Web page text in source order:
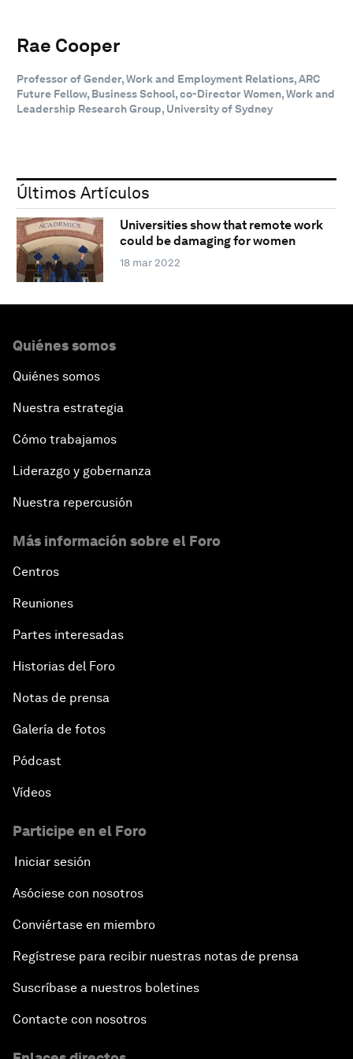
Rae Cooper
Professor of Gender, Work and Employment Relations, ARC
Future Fellow, Business School, co-Director Women, Work and
Leadership Research Group, University of Sydney
Últimos Artículos
Universities show that remote work
could be damaging for women
18 mar 2022
Quiénes somos
Quiénes somos
Nuestra estrategia
Cómo trabajamos
Liderazgo y gobernanza
Nuestra repercusión
Más información sobre el Foro
Centros
Reuniones
Partes interesadas
Historias del Foro
Notas de prensa
Galería de fotos
Pódcast
Vídeos
Participe en el Foro
Iniciar sesión
Asóciese con nosotros
Conviértase en miembro
Regístrese para recibir nuestras notas de prensa
Suscríbase a nuestros boletines
Contacte con nosotros